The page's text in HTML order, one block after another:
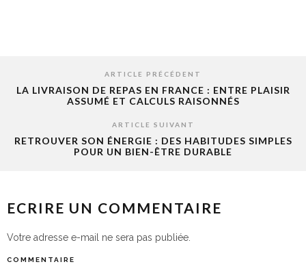
ARTICLE PRÉCÉDENT
LA LIVRAISON DE REPAS EN FRANCE : ENTRE PLAISIR
ASSUMÉ ET CALCULS RAISONNÉS
ARTICLE SUIVANT
RETROUVER SON ÉNERGIE : DES HABITUDES SIMPLES
POUR UN BIEN-ÊTRE DURABLE
ECRIRE UN COMMENTAIRE
Votre adresse e-mail ne sera pas publiée.
COMMENTAIRE